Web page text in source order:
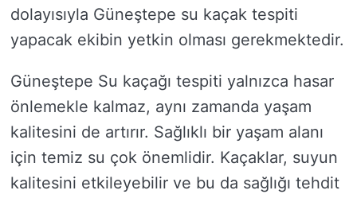
dolayısıyla Güneştepe su kaçak tespiti
yapacak ekibin yetkin olması gerekmektedir.
Güneştepe Su kaçağı tespiti yalnızca hasar
önlemekle kalmaz, aynı zamanda yaşam
kalitesini de artırır. Sağlıklı bir yaşam alanı
için temiz su çok önemlidir. Kaçaklar, suyun
kalitesini etkileyebilir ve bu da sağlığı tehdit